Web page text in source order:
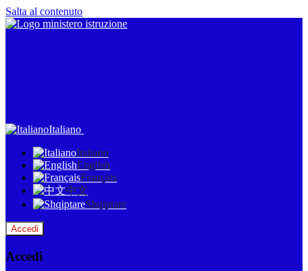
Salta al contenuto
Italiano
Italiano
English
Français
中文
Shqiptare
Accedi
Accedi